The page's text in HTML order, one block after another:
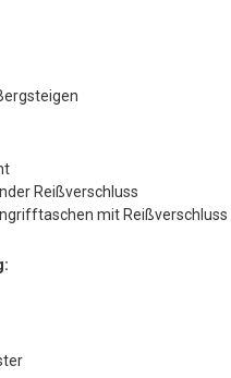
Reißverschluss
mit Reißverschluss